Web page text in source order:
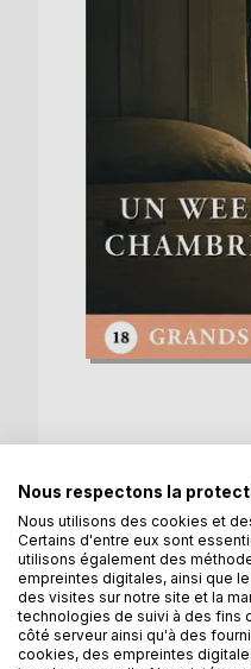
DESCRIPTION
Ah ! Partir
travail, les
Nous respectons la
Nous utilisons des cookies et
Certains d'entre eux sont
utilisons également des
empreintes digitales, ainsi que
des visites sur notre site et la
technologies de suivi à des fins
côté serveur ainsi qu'à des
cookies, des empreintes